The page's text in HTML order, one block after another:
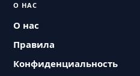
О НАС
О нас
Правила
Конфиденциальность